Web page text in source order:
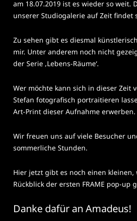
am 18.07.2019 ist es wieder so weit.
unserer Studiogalerie auf Zeit findet
Zu sehen gibt es diesmal
mir. Unter anderem noch nicht
der Serie ‚Lebens-Räume‘.
Wer möchte kann sich in dieser Zeit
Stefan fotografisch portraitieren
Art-Print dieser Aufnahme erwerben.
Wir freuen uns auf viele Besucher
sommerliche Stunden.
Hier jetzt gibt es noch einen
Rückblick der ersten FRAME pop-up
Danke dafür an Amadeus!